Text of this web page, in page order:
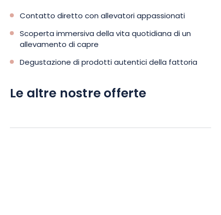
Contatto diretto con allevatori appassionati
Scoperta immersiva della vita quotidiana di un
allevamento di capre
Degustazione di prodotti autentici della fattoria
Le altre nostre offerte